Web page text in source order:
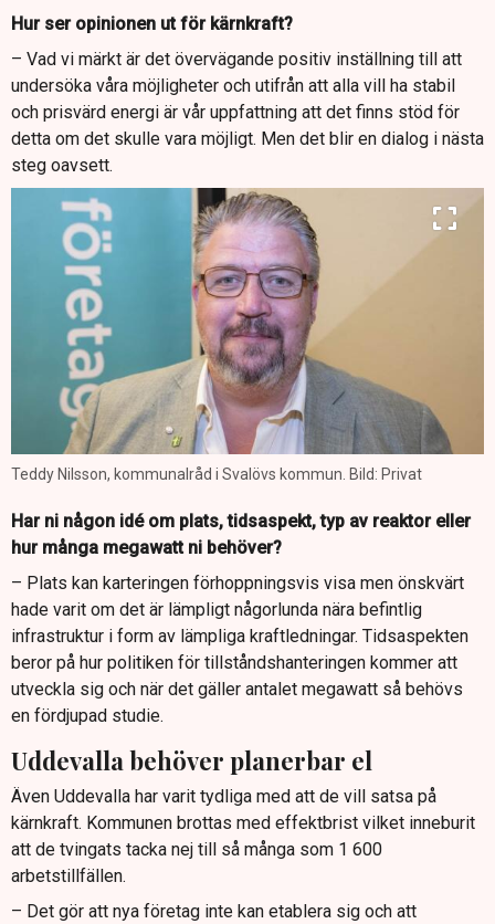
Hur ser opinionen ut för kärnkraft?
– Vad vi märkt är det övervägande positiv inställning till att
undersöka våra möjligheter och utifrån att alla vill ha stabil
och prisvärd energi är vår uppfattning att det finns stöd för
detta om det skulle vara möjligt. Men det blir en dialog i nästa
steg oavsett.
Teddy Nilsson, kommunalråd i Svalövs kommun. Bild: Privat
Har ni någon idé om plats, tidsaspekt, typ av reaktor eller
hur många megawatt ni behöver?
– Plats kan karteringen förhoppningsvis visa men önskvärt
hade varit om det är lämpligt någorlunda nära befintlig
infrastruktur i form av lämpliga kraftledningar. Tidsaspekten
beror på hur politiken för tillståndshanteringen kommer att
utveckla sig och när det gäller antalet megawatt så behövs
en fördjupad studie.
Uddevalla behöver planerbar el
Även Uddevalla har varit tydliga med att de vill satsa på
kärnkraft. Kommunen brottas med effektbrist vilket inneburit
att de tvingats tacka nej till så många som 1 600
arbetstillfällen.
– Det gör att nya företag inte kan etablera sig och att